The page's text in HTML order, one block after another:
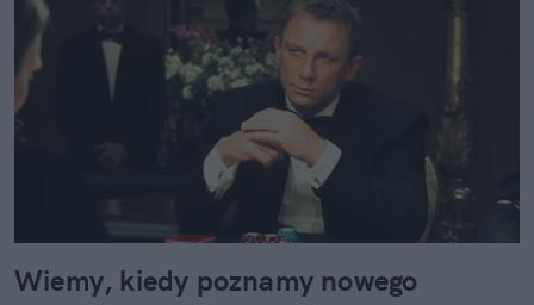
Wiemy, kiedy poznamy nowego